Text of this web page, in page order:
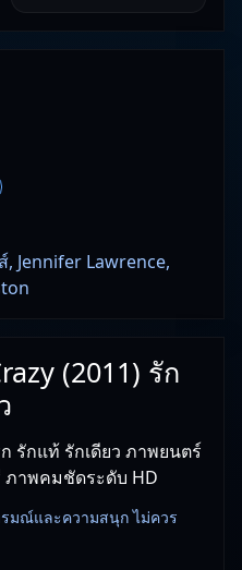
Jennifer Lawrence,
(2011) รัก
รักแท้ รักเดียว ภาพยนตร์
าพคมชัดระดับ HD
รมณ์และความสนุก ไม่ควร